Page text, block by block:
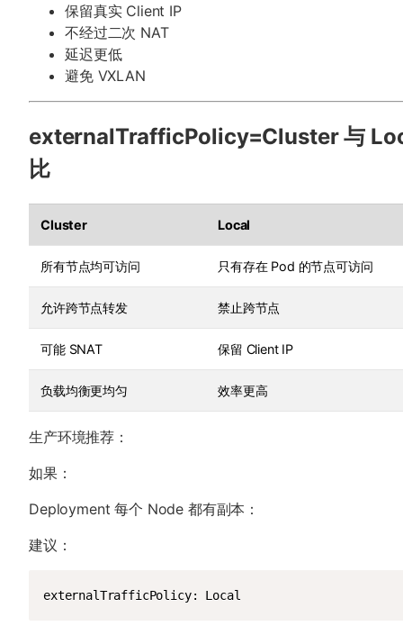
保留真实 Client IP
不经过二次 NAT
延迟更低
避免 VXLAN
externalTrafficPolicy=Cluster 与
比
Cluster Local
所有节点均可访问 只有存在 Pod 的节点可访问
允许跨节点转发 禁止跨节点
可能 SNAT 保留 Client IP
负载均衡更均匀 效率更高
生产环境推荐：
如果：
Deployment 每个 Node 都有副本：
建议：
externalTrafficPolicy: Local